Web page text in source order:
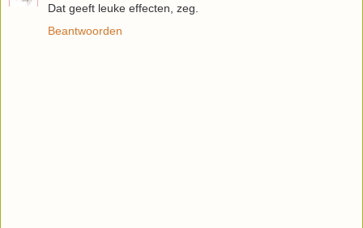
Dat geeft leuke effecten, zeg.
Beantwoorden